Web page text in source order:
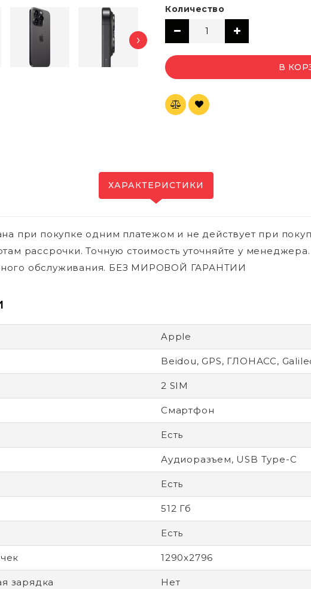
›
Количество
В
ХАРАКТЕРИСТИКИ
при покупке одним платежом и не действует при
рассрочки. Точную стоимость уточняйте у менеджера.
обслуживания. БЕЗ МИРОВОЙ ГАРАНТИИ
Apple
Beidou, GPS, ГЛОНАСС,
2 SIM
Смартфон
Есть
Аудиоразъем, USB Type-C
Есть
512 Гб
Есть
1290x2796
зарядка Нет